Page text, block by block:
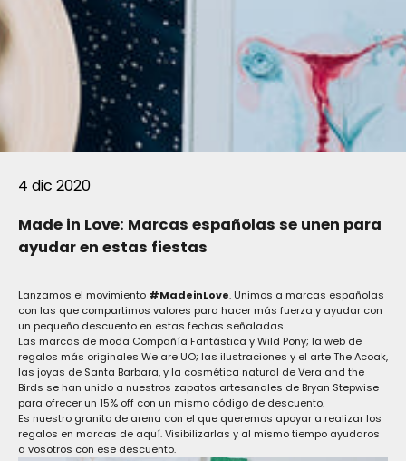
4 dic 2020
Made in Love: Marcas españolas se unen para
ayudar en estas fiestas
Lanzamos el movimiento #MadeinLove. Unimos a marcas españolas
con las que compartimos valores para hacer más fuerza y ayudar con
un pequeño descuento en estas fechas señaladas.
Las marcas de moda Compañía Fantástica yWild Pony; la web de
regalos más originales We are UO; las ilustraciones y el arteThe Acoak,
las joyas de Santa Barbara, y la cosmética natural deVera and the
Birds se han unido a nuestros zapatos artesanales de Bryan Stepwise
para ofrecer un 15% off con un mismo código de descuento.
Es nuestro granito de arena con el que queremos apoyar a realizar los
regalos en marcas de aquí. Visibilizarlas y al mismo tiempo ayudaros
a vosotros con ese descuento.